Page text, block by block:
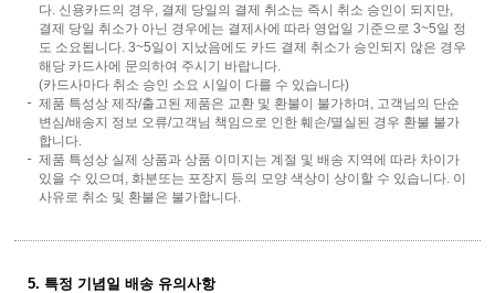
다. 신용카드의 경우, 결제 당일의 결제 취소는 즉시 취소 승인이 되지만,
결제 당일 취소가 아닌 경우에는 결제사에 따라 영업일 기준으로 3~5일 정
도 소요됩니다. 3~5일이 지났음에도 카드 결제 취소가 승인되지 않은 경우
해당 카드사에 문의하여 주시기 바랍니다.
(카드사마다 취소 승인 소요 시일이 다를 수 있습니다)
제품 특성상 제작/출고된 제품은 교환 및 환불이 불가하며, 고객님의 단순
변심/배송지 정보 오류/고객님 책임으로 인한 훼손/멸실된 경우 환불 불가
합니다.
제품 특성상 실제 상품과 상품 이미지는 계절 및 배송 지역에 따라 차이가
있을 수 있으며, 화분또는 포장지 등의 모양 색상이 상이할 수 있습니다. 이
사유로 취소 및 환불은 불가합니다.
5. 특정 기념일 배송 유의사항